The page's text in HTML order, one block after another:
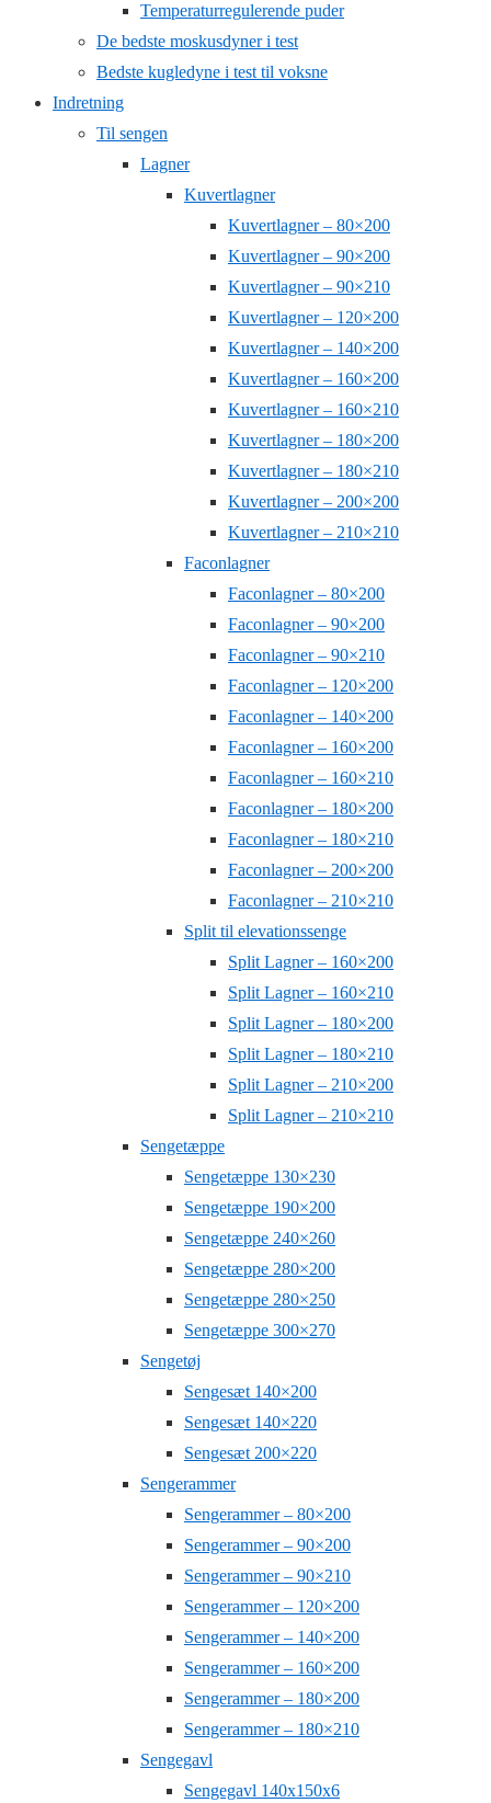
Temperaturregulerende puder
De bedste moskusdyner i test
Bedste kugledyne i test til voksne
Indretning
Til sengen
Lagner
Kuvertlagner
Kuvertlagner – 80×200
Kuvertlagner – 90×200
Kuvertlagner – 90×210
Kuvertlagner – 120×200
Kuvertlagner – 140×200
Kuvertlagner – 160×200
Kuvertlagner – 160×210
Kuvertlagner – 180×200
Kuvertlagner – 180×210
Kuvertlagner – 200×200
Kuvertlagner – 210×210
Faconlagner
Faconlagner – 80×200
Faconlagner – 90×200
Faconlagner – 90×210
Faconlagner – 120×200
Faconlagner – 140×200
Faconlagner – 160×200
Faconlagner – 160×210
Faconlagner – 180×200
Faconlagner – 180×210
Faconlagner – 200×200
Faconlagner – 210×210
Split til elevationssenge
Split Lagner – 160×200
Split Lagner – 160×210
Split Lagner – 180×200
Split Lagner – 180×210
Split Lagner – 210×200
Split Lagner – 210×210
Sengetæppe
Sengetæppe 130×230
Sengetæppe 190×200
Sengetæppe 240×260
Sengetæppe 280×200
Sengetæppe 280×250
Sengetæppe 300×270
Sengetøj
Sengesæt 140×200
Sengesæt 140×220
Sengesæt 200×220
Sengerammer
Sengerammer – 80×200
Sengerammer – 90×200
Sengerammer – 90×210
Sengerammer – 120×200
Sengerammer – 140×200
Sengerammer – 160×200
Sengerammer – 180×200
Sengerammer – 180×210
Sengegavl
Sengegavl 140x150x6